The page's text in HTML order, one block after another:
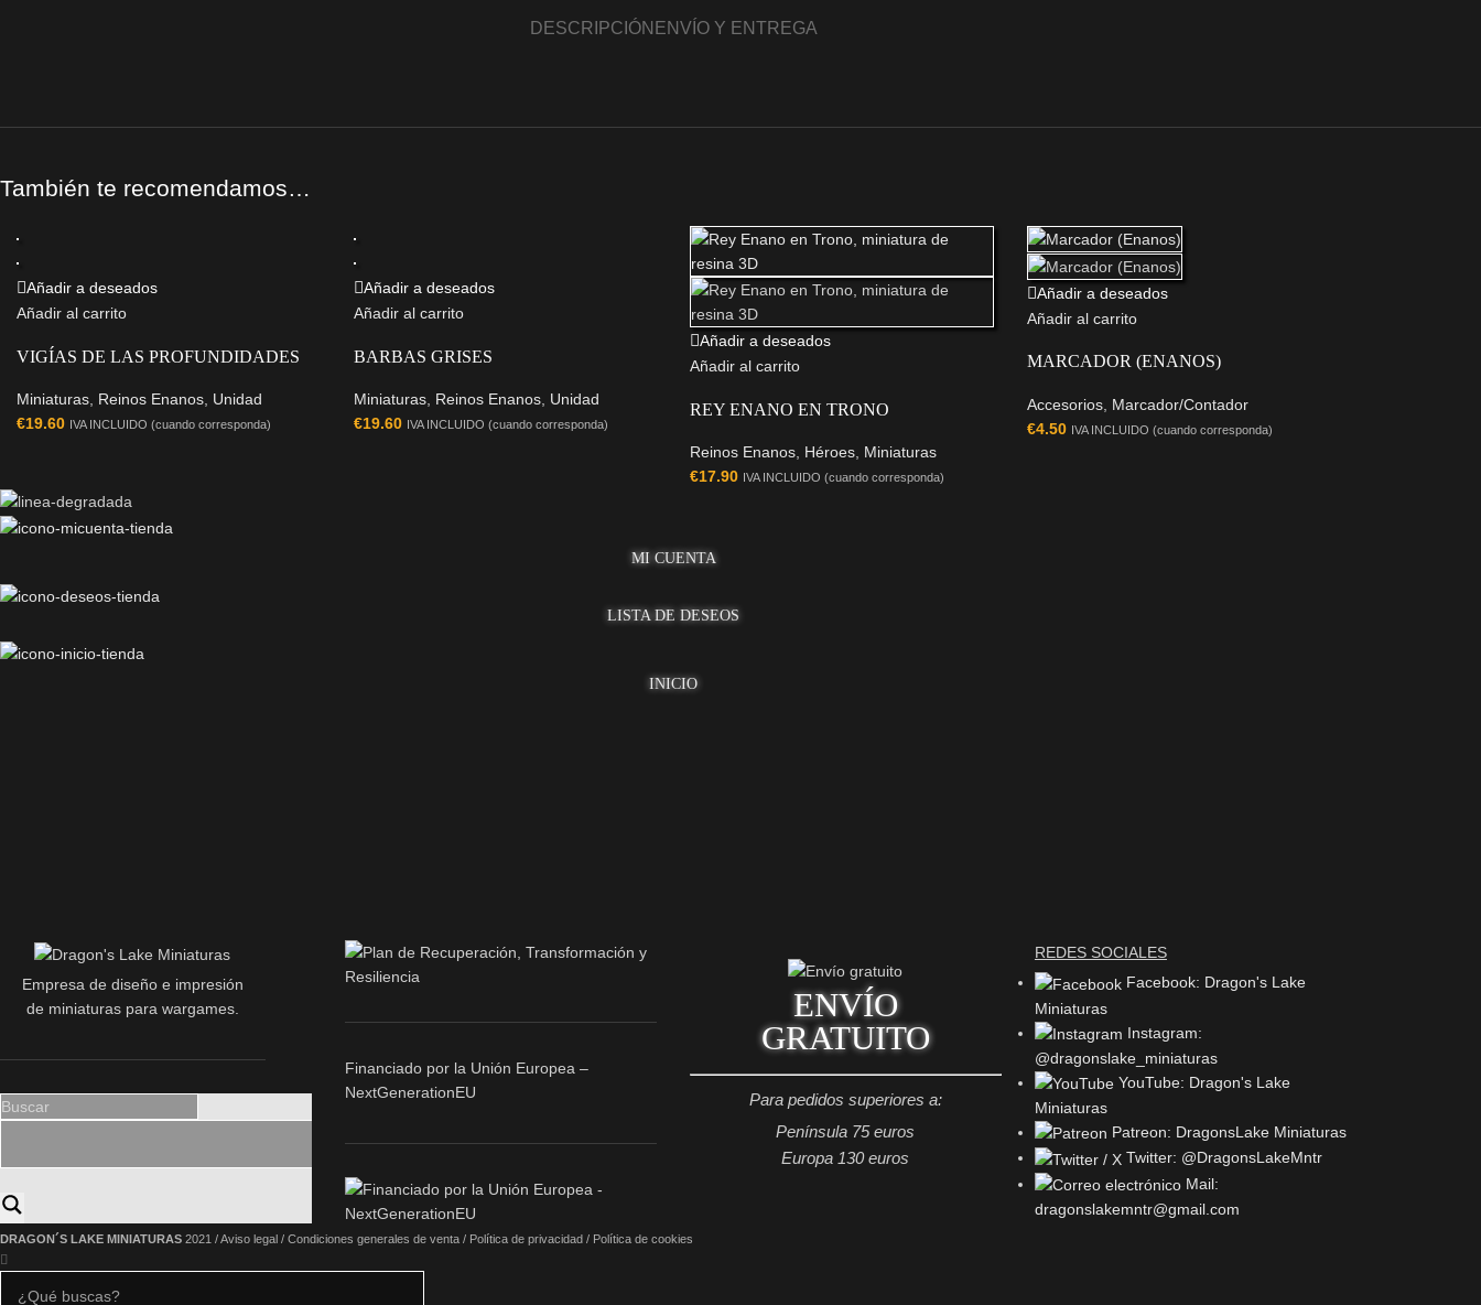
DESCRIPCIÓN ENVÍO Y ENTREGA
También te recomendamos…
Añadir a deseados
Añadir al carrito
VIGÍAS DE LAS PROFUNDIDADES
Miniaturas Reinos Enanos Unidad
€19.60 IVA INCLUIDO (cuando corresponda)
Añadir a deseados
Añadir al carrito
BARBAS GRISES
Miniaturas, Reinos Enanos, Unidad
€19.60 IVA INCLUIDO (cuando corresponda)
Añadir a deseados
Añadir al carrito
REY ENANO EN TRONO
Reinos Enanos Héroes Miniaturas
€17.90 IVA INCLUIDO (cuando corresponda)
Añadir a deseados
Añadir al carrito
MARCADOR (ENANOS)
Accesorios, Marcador/Contador
€4.50 IVA INCLUIDO (cuando corresponda)
MI CUENTA
LISTA DE DESEOS
INICIO
Empresa de diseño e impresión
de miniaturas para wargames.
Financiado por la Unión Europea –
NextGenerationEU
ENVÍO
GRATUITO
Para pedidos superiores a:
Península 75 euros
Europa 130 euros
REDES SOCIALES
Facebook: Dragon's Lake
Miniaturas
Instagram:
@dragonslake_miniaturas
YouTube: Dragon's Lake
Miniaturas
Patreon: DragonsLake Miniaturas
Twitter: @DragonsLakeMntr
Mail:
dragonslakemntr@gmail.com
DRAGON´S LAKE MINIATURAS 2021 /Aviso legal / Condiciones generales de venta / Política de privacidad / Política de cookies